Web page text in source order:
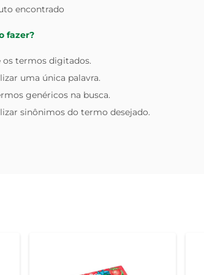
encontrado
fazer?
os termos digitados.
uma única palavra.
genéricos na busca.
sinônimos do termo desejado.